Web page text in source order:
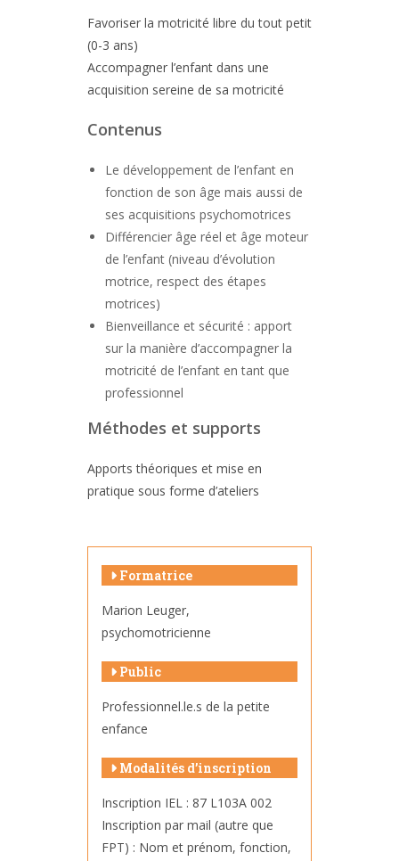
Favoriser la motricité libre du tout petit
(0-3 ans)
Accompagner l’enfant dans une
acquisition sereine de sa motricité
Contenus
Le développement de l’enfant en
fonction de son âge mais aussi de
ses acquisitions psychomotrices
Différencier âge réel et âge moteur
de l’enfant (niveau d’évolution
motrice, respect des étapes
motrices)
Bienveillance et sécurité : apport
sur la manière d’accompagner la
motricité de l’enfant en tant que
professionnel
Méthodes et supports
Apports théoriques et mise en
pratique sous forme d’ateliers
Formatrice
Marion Leuger,
psychomotricienne
Public
Professionnel.le.s de la petite
enfance
Modalités d’inscription
Inscription IEL : 87 L103A 002
Inscription par mail (autre que
FPT) : Nom et prénom, fonction,